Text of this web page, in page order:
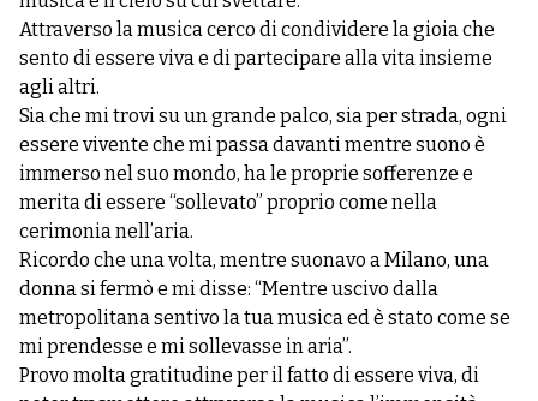
Attraverso la musica cerco di condividere la gioia che
sento di essere viva e di partecipare alla vita insieme
agli altri.
Sia che mi trovi su un grande palco, sia per strada, ogni
essere vivente che mi passa davanti mentre suono è
immerso nel suo mondo, ha le proprie sofferenze e
merita di essere “sollevato” proprio come nella
cerimonia nell’aria.
Ricordo che una volta, mentre suonavo a Milano, una
donna si fermò e mi disse: “Mentre uscivo dalla
metropolitana sentivo la tua musica ed è stato come se
mi prendesse e mi sollevasse in aria”.
Provo molta gratitudine per il fatto di essere viva, di